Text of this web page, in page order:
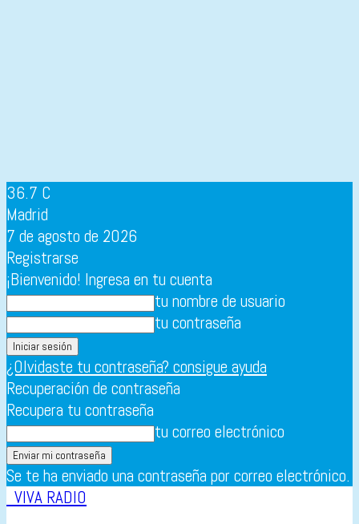
36.7 C
Madrid
7 de agosto de 2026
Registrarse
¡Bienvenido! Ingresa en tu cuenta
tu nombre de usuario
tu contraseña
¿Olvidaste tu contraseña? consigue ayuda
Recuperación de contraseña
Recupera tu contraseña
tu correo electrónico
Se te ha enviado una contraseña por correo electrónico.
VIVA RADIO